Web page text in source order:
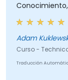
Adam
Curso -
Traducción